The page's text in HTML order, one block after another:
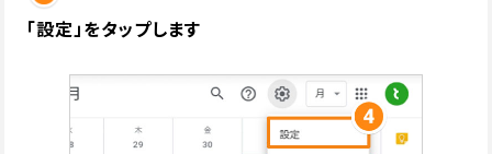
「設定」をタップします